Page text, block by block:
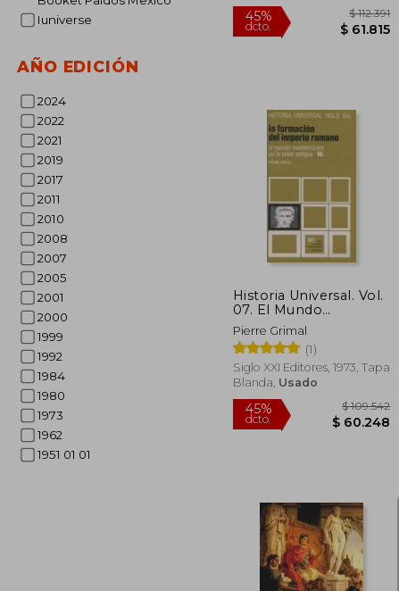
Iuniverse
AÑO EDICIÓN
2024
2022
2021
2019
2017
2011
2010
2008
2007
2005
2001
2000
1999
1992
1984
1980
1973
1962
1951 01 01
45%
Historia Universal. Vol.
07. El Mundo
Mediterráneo en la
Edad Antigua. Iii. La
Formación del
Imperio Romano
Pierre Grimal
(1)
Siglo XXI Editores, 1973, Tapa
Blanda, Usado